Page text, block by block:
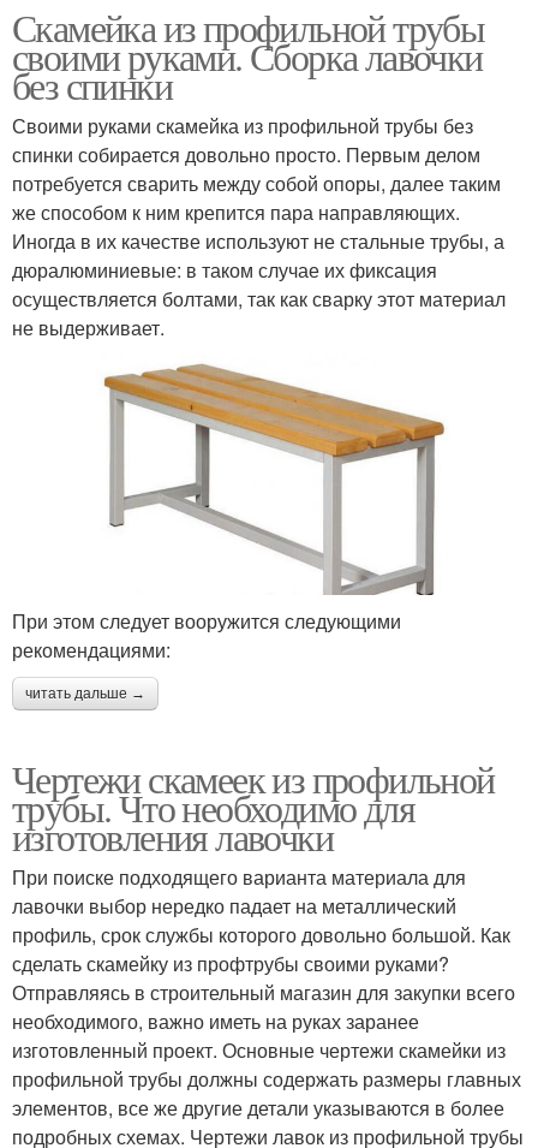
Скамейка из профильной трубы
своими руками. Сборка лавочки
без спинки
Своими руками скамейка из профильной трубы без
спинки собирается довольно просто. Первым делом
потребуется сварить между собой опоры, далее таким
же способом к ним крепится пара направляющих.
Иногда в их качестве используют не стальные трубы, а
дюралюминиевые: в таком случае их фиксация
осуществляется болтами, так как сварку этот материал
не выдерживает.
При этом следует вооружится следующими
рекомендациями:
читать дальше →
Чертежи скамеек из профильной
трубы. Что необходимо для
изготовления лавочки
При поиске подходящего варианта материала для
лавочки выбор нередко падает на металлический
профиль, срок службы которого довольно большой. Как
сделать скамейку из профтрубы своими руками?
Отправляясь в строительный магазин для закупки всего
необходимого, важно иметь на руках заранее
изготовленный проект. Основные чертежи скамейки из
профильной трубы должны содержать размеры главных
элементов, все же другие детали указываются в более
подробных схемах. Чертежи лавок из профильной трубы